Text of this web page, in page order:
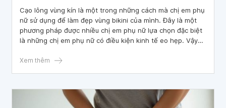
Cạo lông vùng kín là một trong những cách mà chị em phụ
nữ sử dụng để làm đẹp vùng bikini của mình. Đây là một
phương pháp được nhiều chị em phụ nữ lựa chọn đặc biệt
là những chị em phụ nữ có điều kiện kinh tế eo hẹp. Vậy
nhân là vì đâu? Hãy cùng tìm hiểu bài viết dưới đây.
Xem thêm